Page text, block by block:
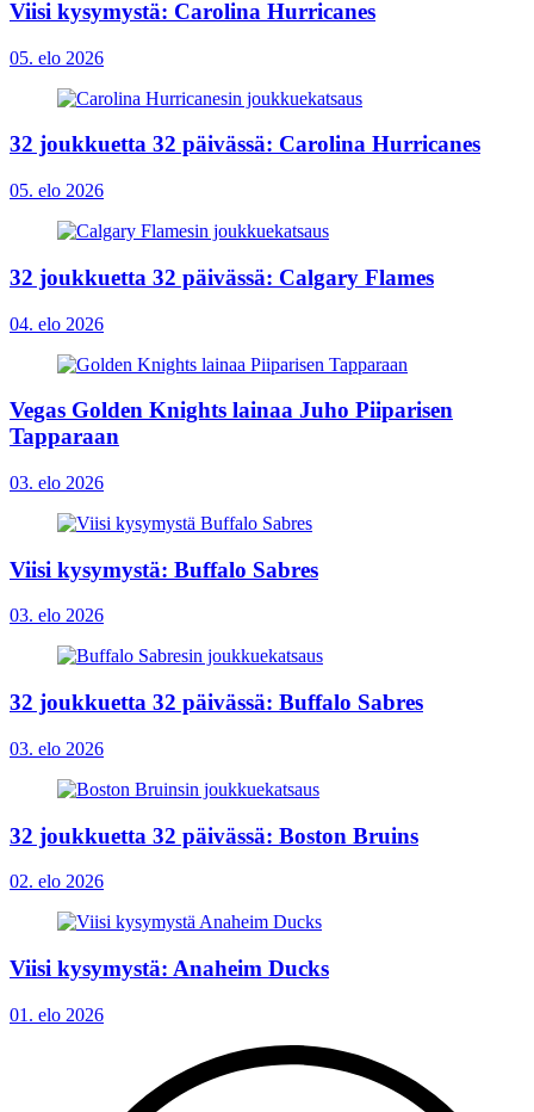
Viisi kysymystä: Carolina Hurricanes
05. elo 2026
32 joukkuetta 32 päivässä: Carolina Hurricanes
05. elo 2026
32 joukkuetta 32 päivässä: Calgary Flames
04. elo 2026
Vegas Golden Knights lainaa Juho Piiparisen
Tapparaan
03. elo 2026
Viisi kysymystä: Buffalo Sabres
03. elo 2026
32 joukkuetta 32 päivässä: Buffalo Sabres
03. elo 2026
32 joukkuetta 32 päivässä: Boston Bruins
02. elo 2026
Viisi kysymystä: Anaheim Ducks
01. elo 2026